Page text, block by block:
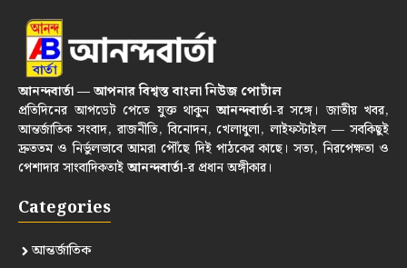
আনন্দবার্তা — আপনার বিশ্বস্ত বাংলা নিউজ পোর্টাল
প্রতিদিনের আপডেট পেতে যুক্ত থাকুনআনন্দবার্তা-র সঙ্গে। জাতীয় খবর,
আন্তর্জাতিক সংবাদ, রাজনীতি, বিনোদন, খেলাধুলা, লাইফস্টাইল — সবকিছুই
দ্রুততম ও নির্ভুলভাবে আমরা পৌঁছে দিই পাঠকের কাছে। সত্য, নিরপেক্ষতা ও
পেশাদার সাংবাদিকতাইআনন্দবার্তা-র প্রধান অঙ্গীকার।
Categories
আন্তর্জাতিক